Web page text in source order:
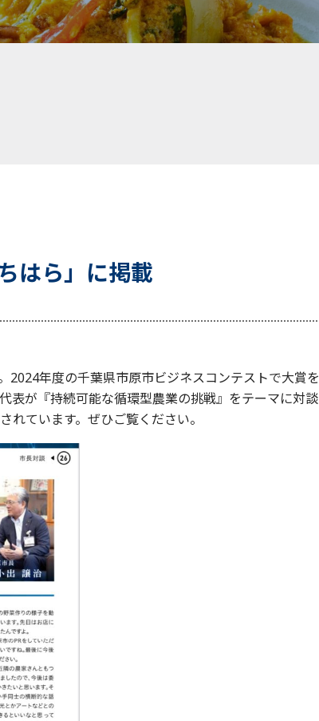
はら」に掲載
2024年度の千葉県市原市ビジネスコンテストで大賞を
表が『持続可能な循環型農業の挑戦』をテーマに対談
ています。ぜひご覧ください。